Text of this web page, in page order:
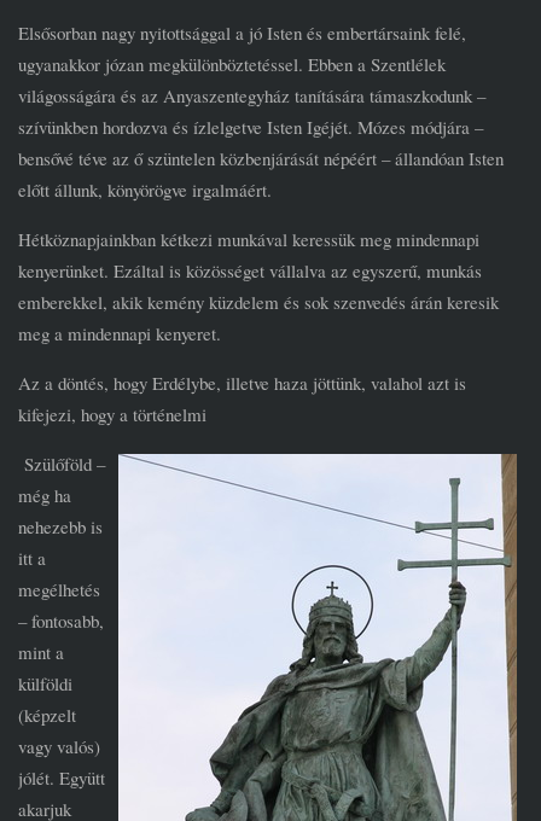
Elsősorban nagy nyitottsággal a jó Isten és embertársaink felé,
ugyanakkor józan megkülönböztetéssel. Ebben a Szentlélek
világosságára és az Anyaszentegyház tanítására támaszkodunk –
szívünkben hordozva és ízlelgetve Isten Igéjét. Mózes módjára –
bensővé téve az ő szüntelen közbenjárását népéért – állandóan Isten
előtt állunk, könyörögve irgalmáért.
Hétköznapjainkban kétkezi munkával keressük meg mindennapi
kenyerünket. Ezáltal is közösséget vállalva az egyszerű, munkás
emberekkel, akik kemény küzdelem és sok szenvedés árán keresik
meg a mindennapi kenyeret.
Az a döntés, hogy Erdélybe, illetve haza jöttünk, valahol azt is
kifejezi, hogy a történelmi
Szülőföld –
még ha
nehezebb is
itt a
megélhetés
– fontosabb,
mint a
külföldi
(képzelt
vagy valós)
jólét. Együtt
akarjuk